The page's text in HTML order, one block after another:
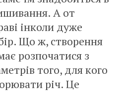
А от
інколи дуже
Що ж, створення
розпочатися з
того, для кого
річ. Це